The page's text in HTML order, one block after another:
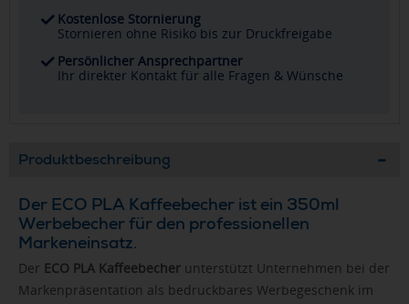
Kostenlose Stornierung
Stornieren ohne Risiko bis zur Druckfreigabe
Persönlicher Ansprechpartner
Ihr direkter Kontakt für alle Fragen & Wünsche
Produktbeschreibung
Der ECO PLA Kaffeebecher ist ein 350ml
Werbebecher für den professionellen
Markeneinsatz.
Der ECO PLA Kaffeebecher unterstützt Unternehmen bei der
Markenpräsentation als bedruckbares Werbegeschenk im